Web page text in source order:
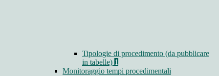
Tipologie di procedimento (da pubblicare
in tabelle) 1
Monitoraggio tempi procedimentali